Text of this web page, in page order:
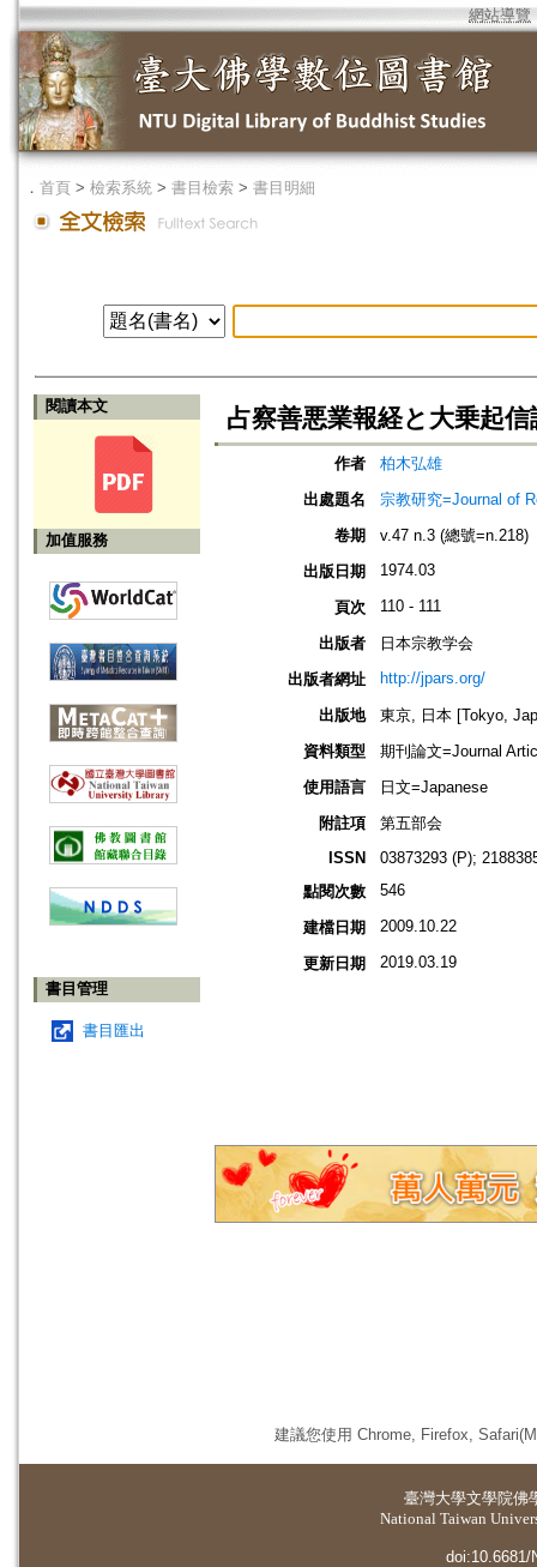
網站導覽
． 首頁 > 檢索系統 > 書目檢索 > 書目明細
閱讀本文
加值服務
書目管理
書目匯出
占察善悪業報経と大乗起信
作者
柏木弘雄
出處題名
宗教研究=Journal of
卷期
v.47 n.3 (總號=n.218)
出版日期
1974.03
頁次 110 - 111
出版者
日本宗教学会
出版者網址
http://jpars.org/
出版地
東京, 日本 [Tokyo,
資料類型
期刊論文=Journal
使用語言
日文=Japanese
附註項
第五部会
ISSN
03873293 (P);
點閱次數
546
建檔日期 2009.10.22
更新日期 2019.03.19
建議您使用 Chrome, Firefox,
臺灣大學文學院佛
National Taiwan
doi:10.6681/